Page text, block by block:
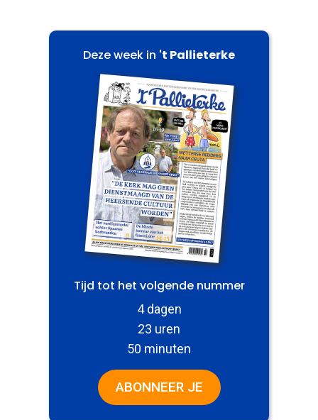
Deze week in 't Pallieterke
Tijd tot het volgende nummer
4 dagen
23 uren
50 minuten
ABONNEER JE